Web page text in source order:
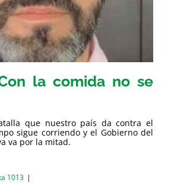
la comida no se
que nuestro país da contra el
sigue corriendo y el Gobierno del
va por la mitad.
1013 |